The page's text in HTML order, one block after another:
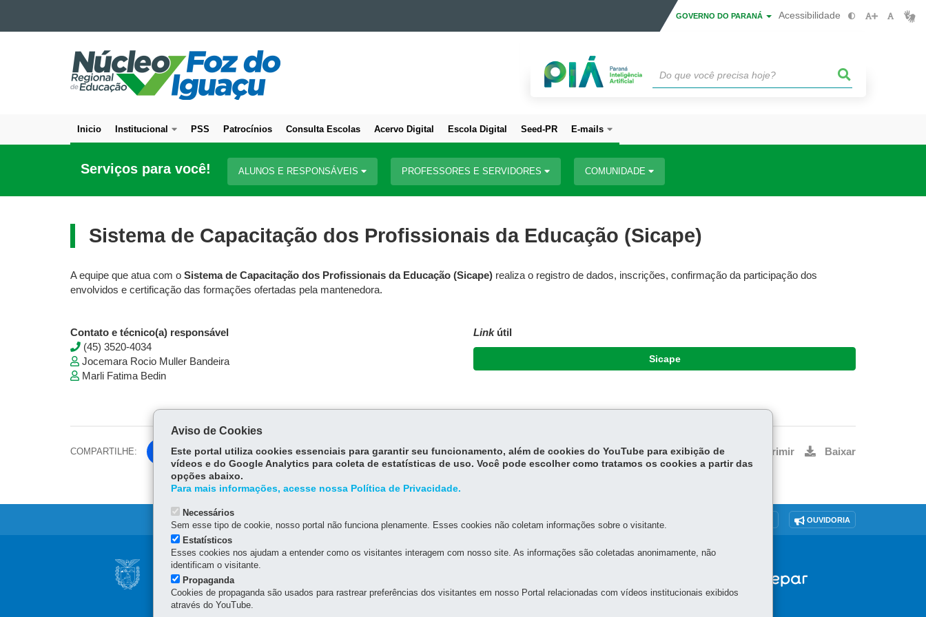
Ir para a navegação
Ir para a busca
GOVERNO DO PARANÁ Acessibilidade
NÚCLEO
REGIONAL
DE
FOZ
IGUAÇU
Navegação
principal
Inicio Institucional PSS Patrocínios Consulta Escolas Acervo Digital Escola Digital Seed-PR E-mails
Serviços para você! ALUNOS E RESPONSÁVEIS PROFESSORES E SERVIDORES COMUNIDADE
Sistema de Capacitação dos Profissionais da Educação (Sicape)
A equipe que atua com o Sistema de Capacitação dos Profissionais da Educação (Sicape) realiza o registro de dados, inscrições, confirmação da participação dos
envolvidos e certificação das formações ofertadas pela mantenedora.
Contato e técnico(a) responsável
(45) 3520-4034
Jocemara Rocio Muller Bandeira
Marli Fatima Bedin
Linkútil
Sicape
COMPARTILHE:
Fa
ce
bo
Tw
itt
er
Voltar Início Imprimir Baixar
MAPA DO SITE OUVIDORIA
Navegação
principal
NÚCLEO REGIONAL DE EDUCAÇÃO DE FOZ DO IGUAÇU
Rua Quintino Bocaiuva, 429 - Centro
85.851-130
- MAPA
Aviso de Cookies
Este portal utiliza cookies essenciais para garantir seu funcionamento, além de cookies do YouTube para exibição de
vídeos e do Google Analytics para coleta de estatísticas de uso. Você pode escolher como tratamos os cookies a partir das
opções abaixo.
Para mais informações, acesse nossa Política de Privacidade.
Necessários
Sem esse tipo de cookie, nosso portal não funciona plenamente. Esses cookies não coletam informações sobre o visitante.
Estatísticos
Esses cookies nos ajudam a entender como os visitantes interagem com nosso site. As informações são coletadas anonimamente, não
identificam o visitante.
Propaganda
Cookies de propaganda são usados para rastrear preferências dos visitantes em nosso Portal relacionadas com vídeos institucionais exibidos
através do YouTube.